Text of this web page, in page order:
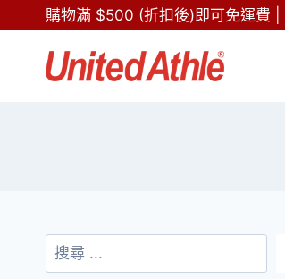
to
content
購物滿 $500 (折扣後)即可免運費
搜
尋